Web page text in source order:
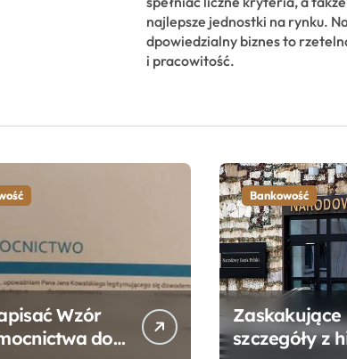
najlepsze jednostki na rynku.
dpowiedzialny biznes to
i pracowitość.
Wzór
do
Bankowość
Zaskakujące
szczegóły z